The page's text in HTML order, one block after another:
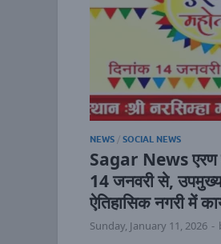
NEWS / SOCIAL NEWS
Sagar News एरण
14 जनवरी से,
ऐतिहासिक नगरी में
Sunday, January 11, 2026 -